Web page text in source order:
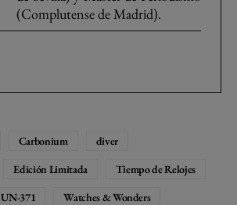
(Complutense de Madrid).
Carbonium
diver
Edición Limitada
Tiempo de Relojes
UN-371 Watches & Wonders